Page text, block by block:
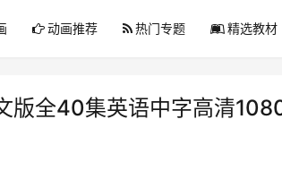
动画推荐 热门专题 精选教材
版全40集英语中字高清